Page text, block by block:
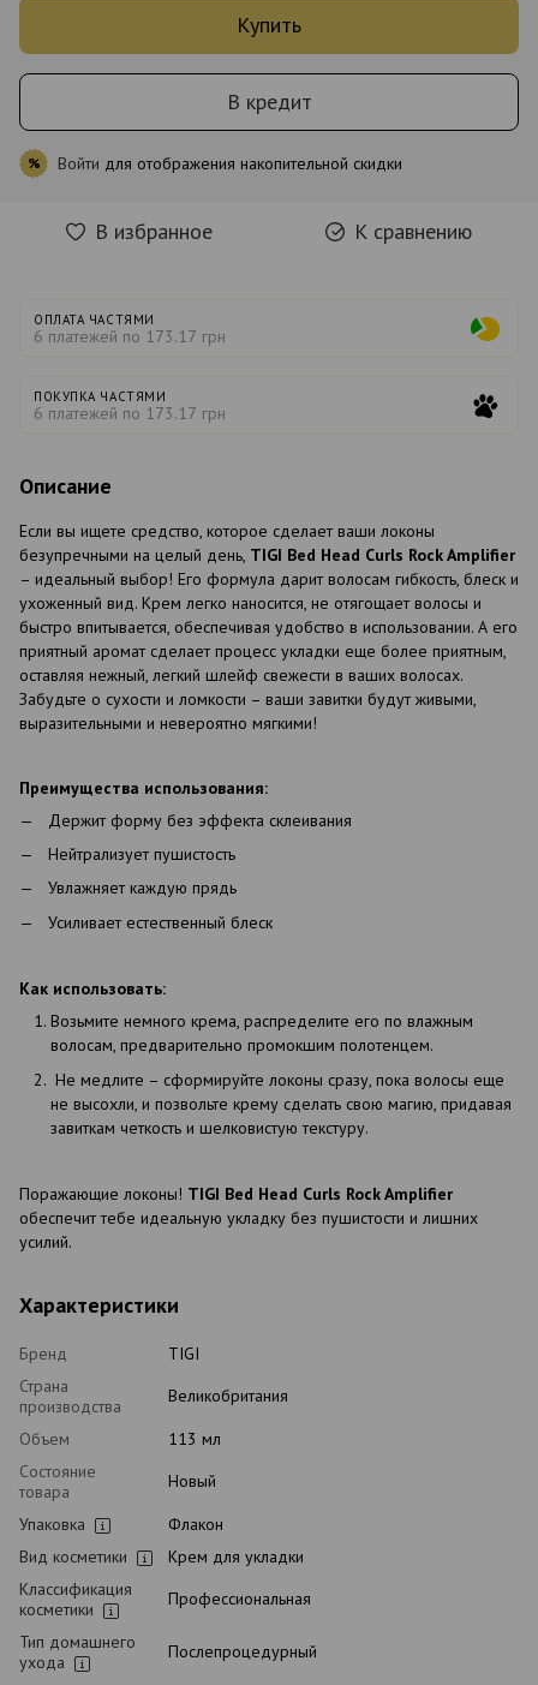
Купить
В кредит
% Войти для отображения накопительной скидки
В избранное К сравнению
ОПЛАТА ЧАСТЯМИ
6 платежей по 173.17 грн
ПОКУПКА ЧАСТЯМИ
6 платежей по 173.17 грн
Описание
Если вы ищете средство, которое сделает ваши локоны
безупречными на целый день, TIGI Bed Head Curls Rock Amplifier
– идеальный выбор! Его формула дарит волосам гибкость, блеск и
ухоженный вид. Крем легко наносится, не отягощает волосы и
быстро впитывается, обеспечивая удобство в использовании. А его
приятный аромат сделает процесс укладки еще более приятным,
оставляя нежный, легкий шлейф свежести в ваших волосах.
Забудьте о сухости и ломкости – ваши завитки будут живыми,
выразительными и невероятно мягкими!
Преимущества использования:
Держит форму без эффекта склеивания
Нейтрализует пушистость
Увлажняет каждую прядь
Усиливает естественный блеск
Как использовать:
Возьмите немного крема, распределите его по влажным
волосам, предварительно промокшим полотенцем.
Не медлите – сформируйте локоны сразу, пока волосы еще
не высохли, и позвольте крему сделать свою магию, придавая
завиткам четкость и шелковистую текстуру.
Поражающие локоны! TIGI Bed Head Curls Rock Amplifier
обеспечит тебе идеальную укладку без пушистости и лишних
усилий.
Характеристики
Бренд
TIGI
Страна
производства
Великобритания
Объем
113 мл
Состояние
товара
Новый
Упаковка
Флакон
Вид косметики
Крем для укладки
Классификация
косметики
Профессиональная
Тип домашнего
ухода
Послепроцедурный